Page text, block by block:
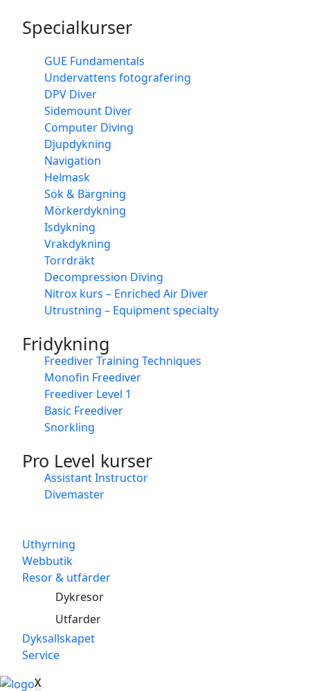
Specialkurser
GUE Fundamentals
Undervattens fotografering
DPV Diver
Sidemount Diver
Computer Diving
Djupdykning
Navigation
Helmask
Sök & Bärgning
Mörkerdykning
Isdykning
Vrakdykning
Torrdräkt
Decompression Diving
Nitrox kurs – Enriched Air Diver
Utrustning – Equipment specialty
Fridykning
Freediver Training Techniques
Monofin Freediver
Freediver Level 1
Basic Freediver
Snorkling
Pro Level kurser
Assistant Instructor
Divemaster
Uthyrning
Webbutik
Resor & utfärder
Dykresor
Utfarder
Dyksallskapet
Service
X